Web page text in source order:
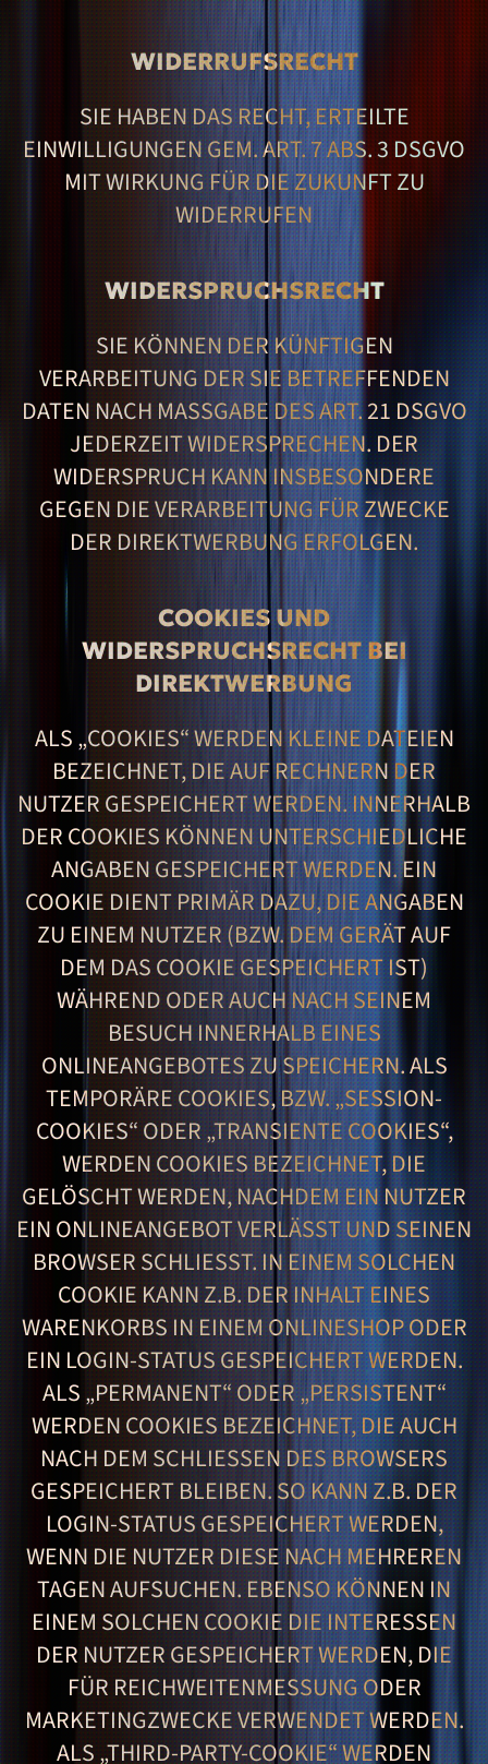
WIDERRUFSRECHT
SIE HABEN DAS RECHT, ERTEILTE
EINWILLIGUNGEN GEM. ART. 7 ABS. 3 DSGVO
MIT WIRKUNG FÜR DIE ZUKUNFT ZU
WIDERRUFEN
WIDERSPRUCHSRECHT
SIE KÖNNEN DER KÜNFTIGEN
VERARBEITUNG DER SIE BETREFFENDEN
DATEN NACH MASSGABE DES ART. 21 DSGVO J
EDERZEIT WIDERSPRECHEN. DER W
IDERSPRUCH KANN INSBESONDERE G
EGEN DIE VERARBEITUNG FÜR ZWECKE D
ER DIREKTWERBUNG ERFOLGEN.
COOKIES UND
WIDERSPRUCHSRECHT BEI
DIREKTWERBUNG
ALS „COOKIES“ WERDEN KLEINE DATEIEN
BEZEICHNET, DIE AUF RECHNERN DER
NUTZER GESPEICHERT WERDEN. INNERHALB
DER COOKIES KÖNNEN UNTERSCHIEDLICHE
ANGABEN GESPEICHERT WERDEN. EIN
COOKIE DIENT PRIMÄR DAZU, DIE ANGABEN
ZU EINEM NUTZER (BZW. DEM GERÄT AUF
DEM DAS COOKIE GESPEICHERT IST)
WÄHREND ODER AUCH NACH SEINEM
BESUCH INNERHALB EINES
ONLINEANGEBOTES ZU SPEICHERN. ALS
TEMPORÄRE COOKIES, BZW. „SESSION-
COOKIES“ ODER „TRANSIENTE COOKIES“,
WERDEN COOKIES BEZEICHNET, DIE
GELÖSCHT WERDEN, NACHDEM EIN NUTZER
EIN ONLINEANGEBOT VERLÄSST UND SEINEN
BROWSER SCHLIESST. IN EINEM SOLCHEN C
OOKIE KANN Z.B. DER INHALT EINES W
ARENKORBS IN EINEM ONLINESHOP ODER E
IN LOGIN-STATUS GESPEICHERT WERDEN. A
LS „PERMANENT“ ODER „PERSISTENT“ W
ERDEN COOKIES BEZEICHNET, DIE AUCH N
ACH DEM SCHLIESSEN DES BROWSERS GE
SPEICHERT BLEIBEN. SO KANN Z.B. DER LO
GIN-STATUS GESPEICHERT WERDEN, WE
NN DIE NUTZER DIESE NACH MEHREREN TA
GEN AUFSUCHEN. EBENSO KÖNNEN IN EI
NEM SOLCHEN COOKIE DIE INTERESSEN DE
R NUTZER GESPEICHERT WERDEN, DIE FÜ
R REICHWEITENMESSUNG ODER MA
RKETINGZWECKE VERWENDET WERDEN. AL
S „THIRD-PARTY-COOKIE“ WERDEN CO